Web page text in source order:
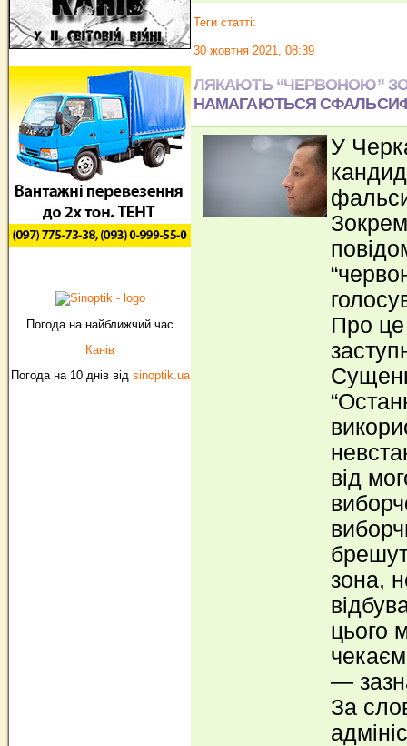
Погода на найближчий час
Канів
Погода на 10 днів від sinoptik.ua
Теги статті:
30 жовтня 2021, 08:39
ЛЯКАЮТЬ “ЧЕРВОНОЮ”
НАМАГАЮТЬСЯ
У
Про це
від
зона,
цього
—
За